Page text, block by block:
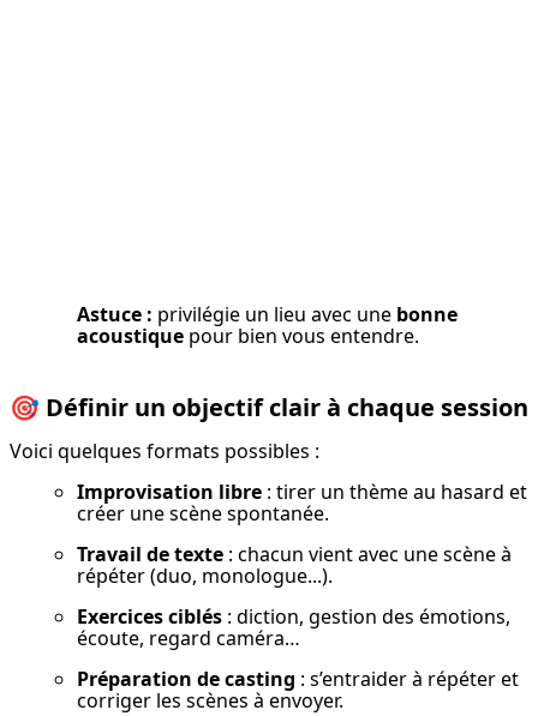
Astuce : privilégie un lieu avec une bonne
acoustique pour bien vous entendre.
🎯 Définir un objectif clair à chaque session
Voici quelques formats possibles :
Improvisation libre : tirer un thème au hasard et
créer une scène spontanée.
Travail de texte : chacun vient avec une scène à
répéter (duo, monologue...).
Exercices ciblés : diction, gestion des émotions,
écoute, regard caméra…
Préparation de casting : s’entraider à répéter et
corriger les scènes à envoyer.